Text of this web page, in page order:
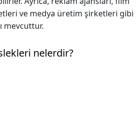
ve medya üretim şirketleri gibi
mevcuttur.
nelerdir?